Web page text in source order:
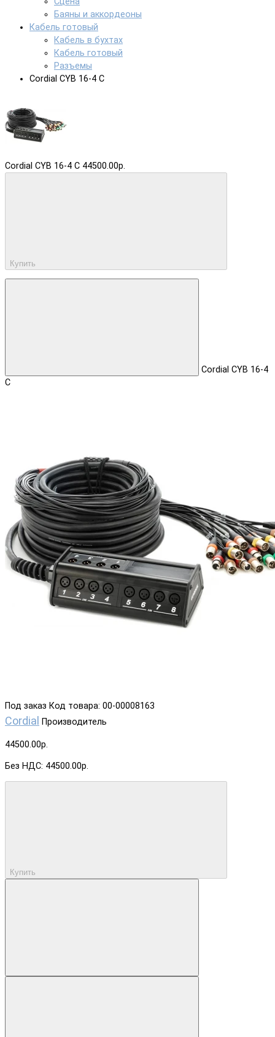
Баяны и аккордеоны
Кабель готовый
Кабель в бухтах
Кабель готовый
Разъемы
Cordial CYB 16-4 C
Cordial CYB 16-4 C 44500.00р.
Купить
Cordial CYB 16-4
C
Под заказ Код товара: 00-00008163
Cordial Производитель
44500.00р.
Без НДС: 44500.00р.
Купить